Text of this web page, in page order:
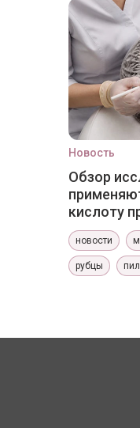
Новость
Обзор
кислоту
новости
рубцы